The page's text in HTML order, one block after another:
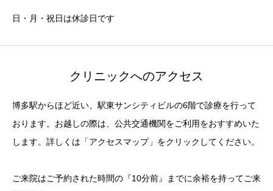
日・月・祝日は休診日です
クリニックへのアクセス
博多駅からほど近い、駅東サンシティビルの6階で診療を行って
おります。お越しの際は、公共交通機関をご利用をおすすめいた
します。詳しくは「アクセスマップ」をクリックしてください。
ご来院はご予約された時間の『10分前』までに余裕を持ってご来